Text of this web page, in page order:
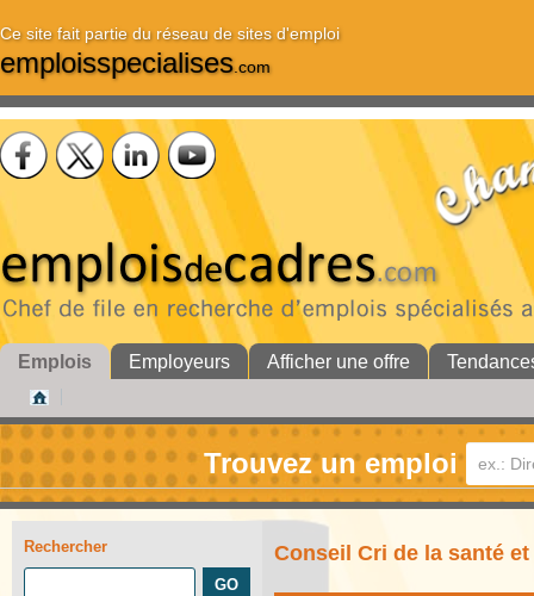
Ce site fait partie du réseau de sites d'emploi
emploisspecialises.com
Emplois Employeurs Afficher une offre
Trouvez un emploi
Rechercher Conseil Cri de la santé